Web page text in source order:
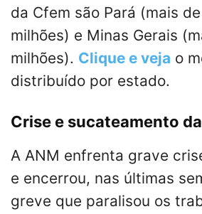
da Cfem são Pará (mais
milhões) e Minas Gerais
milhões). Clique e veja o
distribuído por estado.
Crise e sucateamento
A ANM enfrenta grave
e encerrou, nas últimas
greve que paralisou os